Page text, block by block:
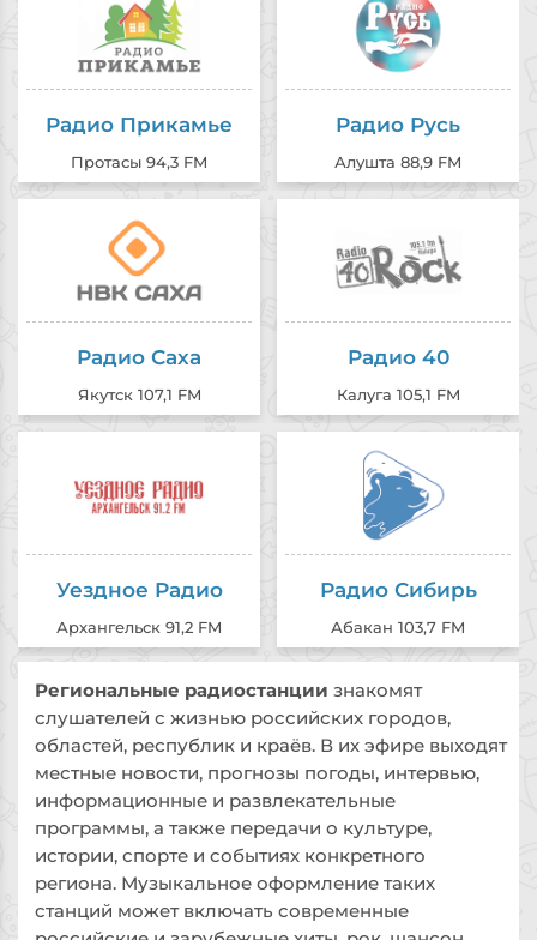
Радио Прикамье
Протасы 94,3 FM
Радио Русь
Алушта 88,9 FM
Радио Саха
Якутск 107,1 FM
Радио 40
Калуга 105,1 FM
Уездное Радио
Архангельск 91,2 FM
Радио Сибирь
Абакан 103,7 FM
Региональные радиостанции знакомят
слушателей с жизнью российских городов,
областей, республик и краёв. В их эфире выходят
местные новости, прогнозы погоды, интервью,
информационные и развлекательные
программы, а также передачи о культуре,
истории, спорте и событиях конкретного
региона. Музыкальное оформление таких
станций может включать современные